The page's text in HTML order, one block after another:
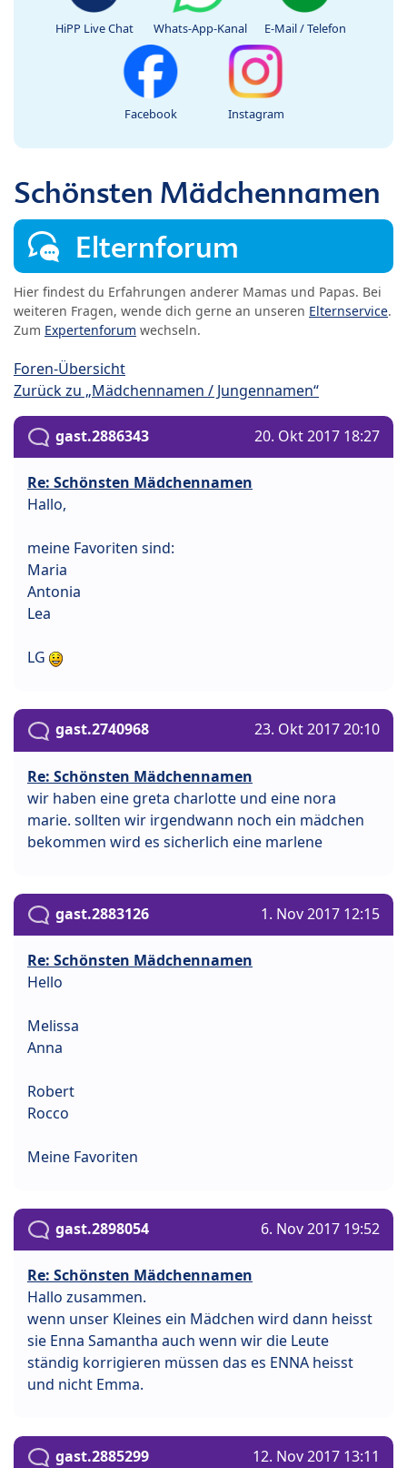
HiPP Live Chat Whats-App-Kanal E-Mail / Telefon
Facebook Instagram
Schönsten Mädchennamen
Elternforum
Hier findest du Erfahrungen anderer Mamas und Papas. Bei
weiteren Fragen, wende dich gerne an unseren Elternservice.
Zum Expertenforum wechseln.
Foren-Übersicht
Zurück zu „Mädchennamen / Jungennamen“
gast.2886343 20. Okt 2017 18:27
Re: Schönsten Mädchennamen
Hallo,
meine Favoriten sind:
Maria
Antonia
Lea
LG
gast.2740968 23. Okt 2017 20:10
Re: Schönsten Mädchennamen
wir haben eine greta charlotte und eine nora
marie. sollten wir irgendwann noch ein mädchen
bekommen wird es sicherlich eine marlene
gast.2883126 1. Nov 2017 12:15
Re: Schönsten Mädchennamen
Hello
Melissa
Anna
Robert
Rocco
Meine Favoriten
gast.2898054 6. Nov 2017 19:52
Re: Schönsten Mädchennamen
Hallo zusammen.
wenn unser Kleines ein Mädchen wird dann heisst
sie Enna Samantha auch wenn wir die Leute
ständig korrigieren müssen das es ENNA heisst
und nicht Emma.
gast.2885299 12. Nov 2017 13:11